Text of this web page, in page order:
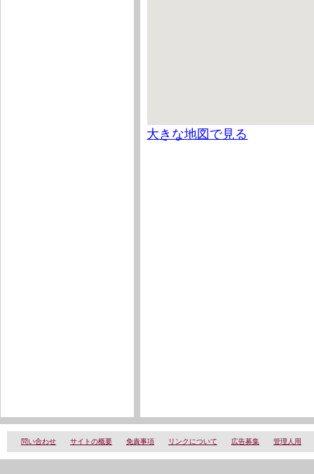
大きな地図で見る
問い合わせ サイトの概要 免責事項 リンクについて 広告募集 管理人用